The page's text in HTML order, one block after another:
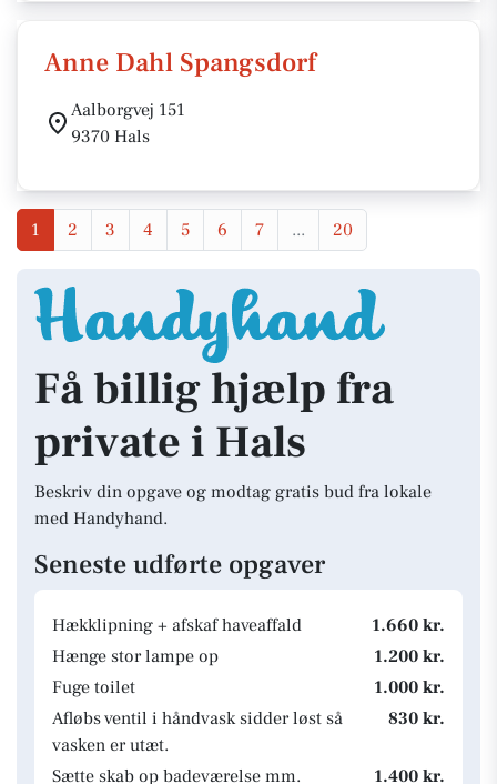
Anne Dahl Spangsdorf
Aalborgvej 151
9370 Hals
1 2 3 4 5 6 7 ... 20
Få billig hjælp fra
private i Hals
Beskriv din opgave og modtag gratis bud fra lokale
med Handyhand.
Seneste udførte opgaver
Hækklipning + afskaf haveaffald
1.660 kr.
Hænge stor lampe op
1.200 kr.
Fuge toilet
1.000 kr.
Afløbs ventil i håndvask sidder løst så
vasken er utæt.
830 kr.
Sætte skab op badeværelse mm. 1.400 kr.